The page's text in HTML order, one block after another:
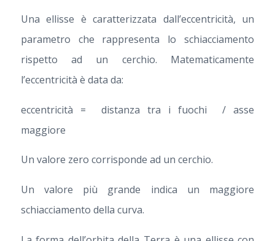
Una ellisse è caratterizzata dall’eccentricità, un
parametro che rappresenta lo schiacciamento
rispetto ad un cerchio. Matematicamente
l’eccentricità è data da:
eccentricità = distanza tra i fuochi / asse
maggiore
Un valore zero corrisponde ad un cerchio.
Un valore più grande indica un maggiore
schiacciamento della curva.